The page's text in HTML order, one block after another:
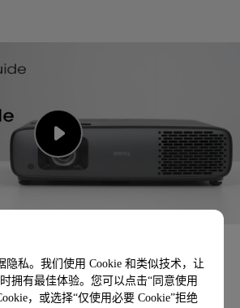
隐私。我们使用 Cookie 和类似技术，让
拥有最佳体验。您可以点击“同意使用
，或选择“仅使用必要 Cookie”拒绝